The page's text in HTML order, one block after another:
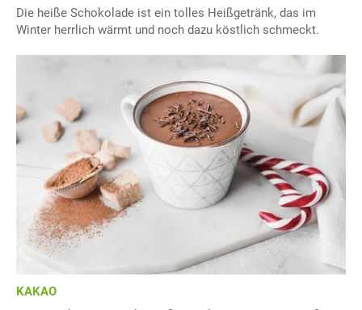
Die heiße Schokolade ist ein tolles Heißgetränk, das im
Winter herrlich wärmt und noch dazu köstlich schmeckt.
KAKAO